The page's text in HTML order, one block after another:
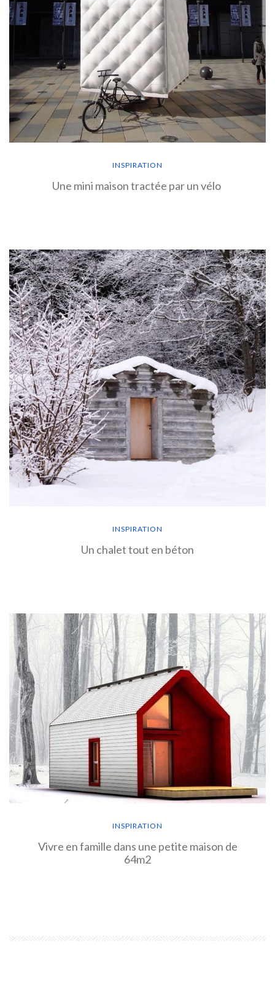
INSPIRATION
Une mini maison tractée par un vélo
INSPIRATION
Un chalet tout en béton
INSPIRATION
Vivre en famille dans une petite maison de
64m2